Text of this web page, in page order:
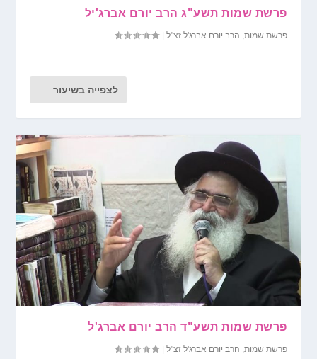
פרשת שמות תשע"ג הרב יורם אברג'יל
פרשת שמות, הרב יורם אברג'ל זצ"ל |
לצפייה בשיעור
פרשת שמות תשע"ד הרב יורם אברג'ל
פרשת שמות הרב יורם אברג'ל זצ"ל |